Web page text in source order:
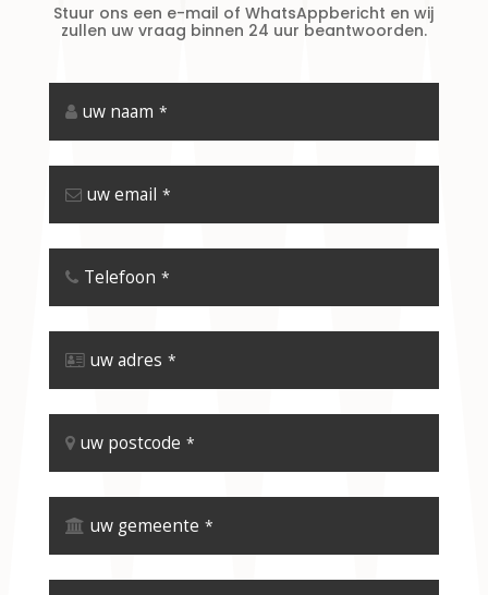
Stuur ons een e-mail of WhatsAppbericht en wij
zullen uw vraag binnen 24 uur beantwoorden.
uw naam *
uw email *
Telefoon *
uw adres *
uw postcode *
uw gemeente *